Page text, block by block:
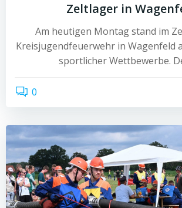
Zeltlager in
Am heutigen Montag stand im
Kreisjugendfeuerwehr in Wagenfeld
sportlicher Wettbewerbe.
0